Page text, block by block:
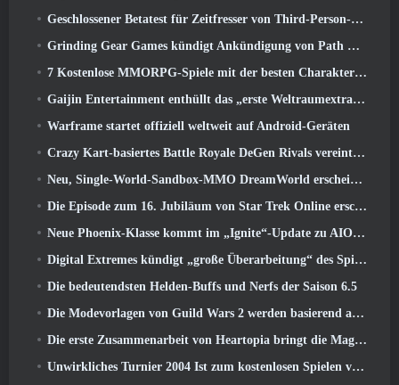
Geschlossener Betatest für Zeitfresser von Third-Person-Shootern angekündigt
Grinding Gear Games kündigt Ankündigung von Path Of Exile an
7 Kostenlose MMORPG-Spiele mit der besten Charakteranpassung
Gaijin Entertainment enthüllt das „erste Weltraumextraktions-Actionspiel“ Star Wrath
Warframe startet offiziell weltweit auf Android-Geräten
Crazy Kart-basiertes Battle Royale DeGen Rivals vereint all die Dinge, von denen Sie wahrscheinlich nicht wussten, dass Sie sie kombiniert haben wollten
Neu, Single-World-Sandbox-MMO DreamWorld erscheint im Early Access auf Steam
Die Episode zum 16. Jubiläum von Star Trek Online erscheint als Teil des „Corruption“-Updates
Neue Phoenix-Klasse kommt im „Ignite“-Update zu AION Classic EU
Digital Extremes kündigt „große Überarbeitung“ des Spielerfortschrittssystems von Soulframe an
Die bedeutendsten Helden-Buffs und Nerfs der Saison 6.5
Die Modevorlagen von Guild Wars 2 werden basierend auf dem Feedback der Spieler überarbeitet
Die erste Zusammenarbeit von Heartopia bringt die Magie der Freundschaft meines kleinen Ponys
Unwirkliches Turnier 2004 Ist zum kostenlosen Spielen verfügbar und Epic wird niemanden deswegen verklagen